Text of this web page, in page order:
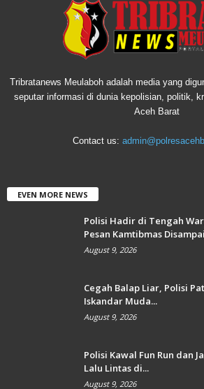
Tribratanews Meulaboh adalah media yang
seputar informasi di dunia kepolisian, politik,
Aceh Barat
Contact us:
EVEN MORE NEWS
Polisi Hadir di Tengah
Pesan Kamtibmas
August 9, 2026
Cegah Balap Liar, Polisi
Iskandar Muda...
August 9, 2026
Polisi Kawal Fun Run dan
Lalu Lintas di...
August 9, 2026